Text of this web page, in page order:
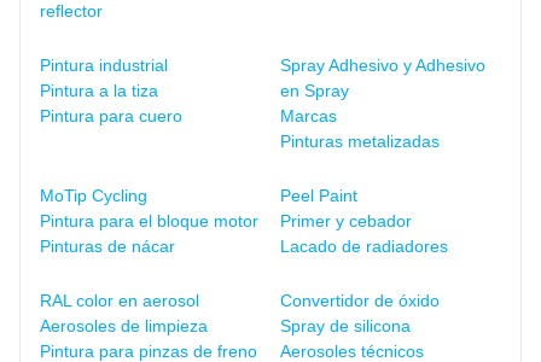
reflector
Pintura industrial
Pintura a la tiza
Pintura para cuero
Spray Adhesivo y Adhesivo
en Spray
Marcas
Pinturas metalizadas
MoTip Cycling
Pintura para el bloque motor
Pinturas de nácar
Peel Paint
Primer y cebador
Lacado de radiadores
RAL color en aerosol
Aerosoles de limpieza
Pintura para pinzas de freno
Convertidor de óxido
Spray de silicona
Aerosoles técnicos